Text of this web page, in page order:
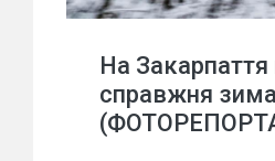
На
справжня зима